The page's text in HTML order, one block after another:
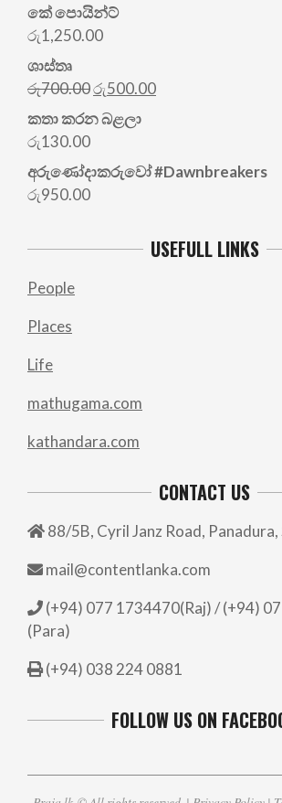
කේ පොයින්ට්
රු1,250.00
ශාස්තෘ
රු700.00Original
price
was:
රු500.00Current
කතා කරන බළලා
රු130.00
අරු‍ණෝදාකරුවෝ #Dawnbreakers
රු950.00
USEFULL LINKS
People
Places
Life
mathugama.com
kathandara.com
CONTACT US
88/5B, Cyril Janz Road, Panadura,
mail@contentlanka.com
(+94) 077 1734470(Raj) / (+94)
(Para)
(+94) 038 224 0881
FOLLOW US ON